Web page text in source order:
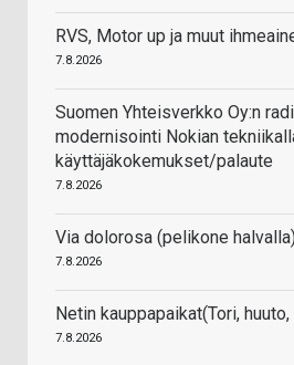
RVS, Motor up ja muut
7.8.2026
Suomen Yhteisverkko Oy:n
modernisointi Nokian
käyttäjäkokemukset/palaute
7.8.2026
Via dolorosa (pelikone
7.8.2026
Netin kauppapaikat(Tori, huuto,
7.8.2026